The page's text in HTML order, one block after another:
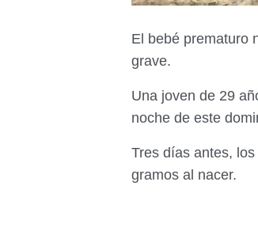
El bebé prematuro
grave.
Una joven de 29
noche de este
Tres días antes,
gramos al nacer.